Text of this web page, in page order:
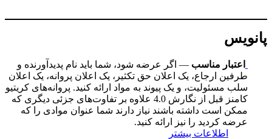
پانویس
اعتبار مناسب — اگر عرضه شود، شما باید نام پدیدآورنده و
طرفین ارجاع، یک اعلان حق تکثیر، یک اعلان پروانه، یک اعلان
سلب مسئولیت، و یک پیوند به مواد ارائه کنید. پروانه‌های کریتیو
کامنز قبل از نگارش 4.0 علاوه بر تفاوت‌های جزئی دیگری که
ممکن است داشته باشند نیاز دارند شما عنوان موادی را که
عرضه کردید را نیز ارائه کنید.
اطلاعات بیشتر